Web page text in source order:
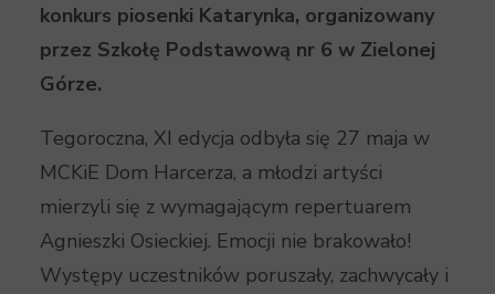
konkurs piosenki Katarynka, organizowany
przez Szkołę Podstawową nr 6 w Zielonej
Górze.
Tegoroczna, XI edycja odbyła się 27 maja w
MCKiE Dom Harcerza, a młodzi artyści
mierzyli się z wymagającym repertuarem
Agnieszki Osieckiej. Emocji nie brakowało!
Występy uczestników poruszały, zachwycały i